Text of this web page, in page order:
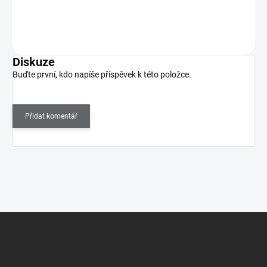
Diskuze
Buďte první, kdo napíše příspěvek k této položce.
Přidat komentář